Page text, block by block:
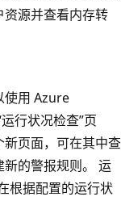
源并查看内存转
使用 Azure
行状况检查”页
页面，可在其中查
的警报规则。 运
根据配置的运行状